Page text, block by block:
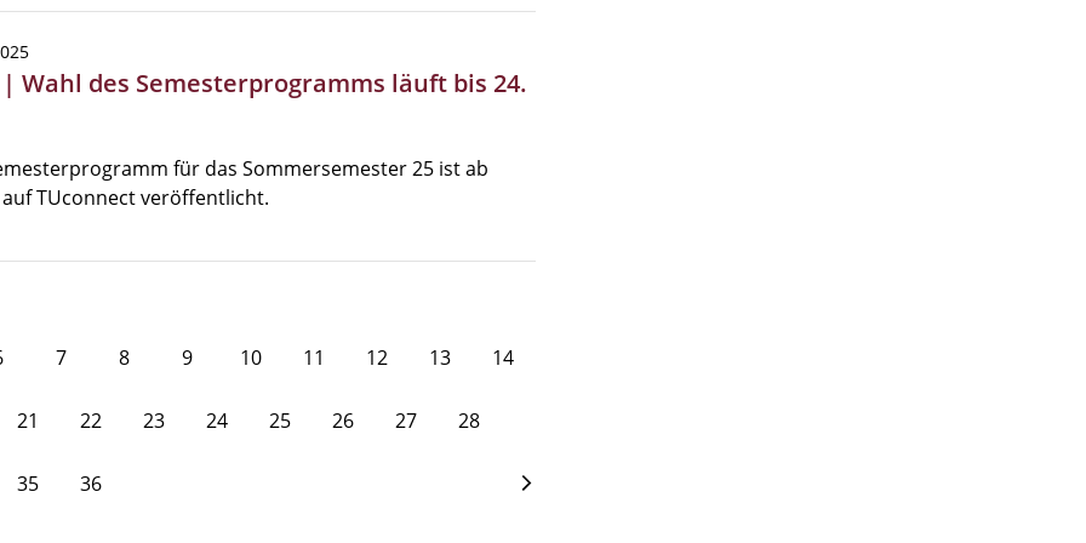
Wahl des Semesterprogramms läuft bis 24.
für das Sommersemester 25 ist ab
TUconnect veröffentlicht.
7 8 9 10 11 12 13 14
21 22 23 24 25 26 27 28
35 36